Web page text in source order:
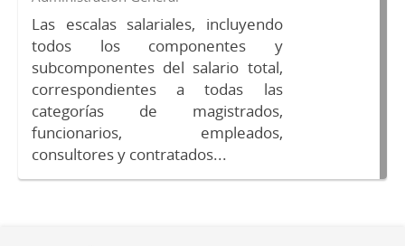
Las escalas salariales, incluyendo
todos los componentes y
subcomponentes del salario total,
correspondientes a todas las
categorías de magistrados,
funcionarios, empleados,
consultores y contratados...